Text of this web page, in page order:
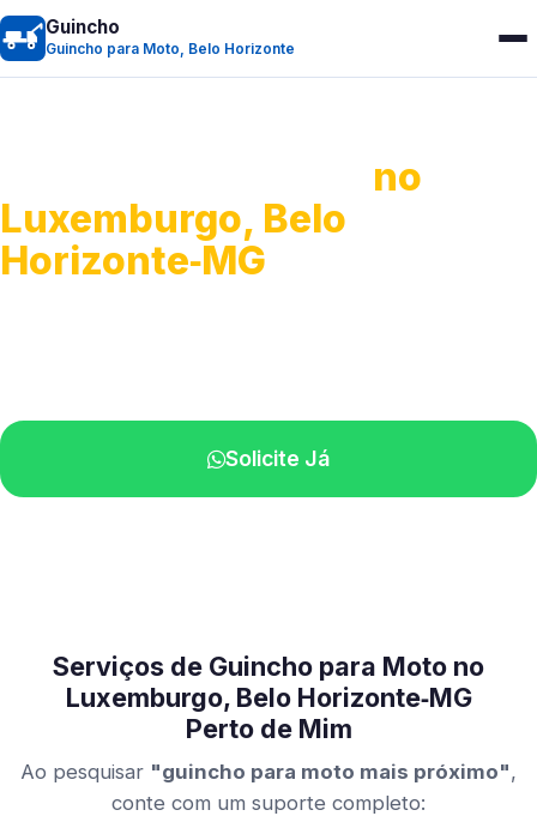
Guincho
Guincho para Moto, Belo Horizonte
no
Luxemburgo, Belo
Horizonte‑MG
Solicite Já
Serviços de Guincho para Moto no
Luxemburgo, Belo Horizonte‑MG
Perto de Mim
Ao pesquisar "guincho para moto mais próximo",
conte com um suporte completo: